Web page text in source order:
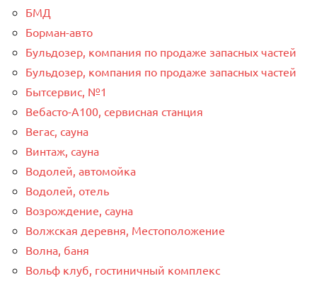
БМД
Борман-авто
Бульдозер, компания по продаже запасных частей
Бульдозер, компания по продаже запасных частей
Бытсервис, №1
Вебасто-А100, сервисная станция
Вегас, сауна
Винтаж, сауна
Водолей, автомойка
Водолей, отель
Возрождение, сауна
Волжская деревня, Местоположение
Волна, баня
Вольф клуб, гостиничный комплекс